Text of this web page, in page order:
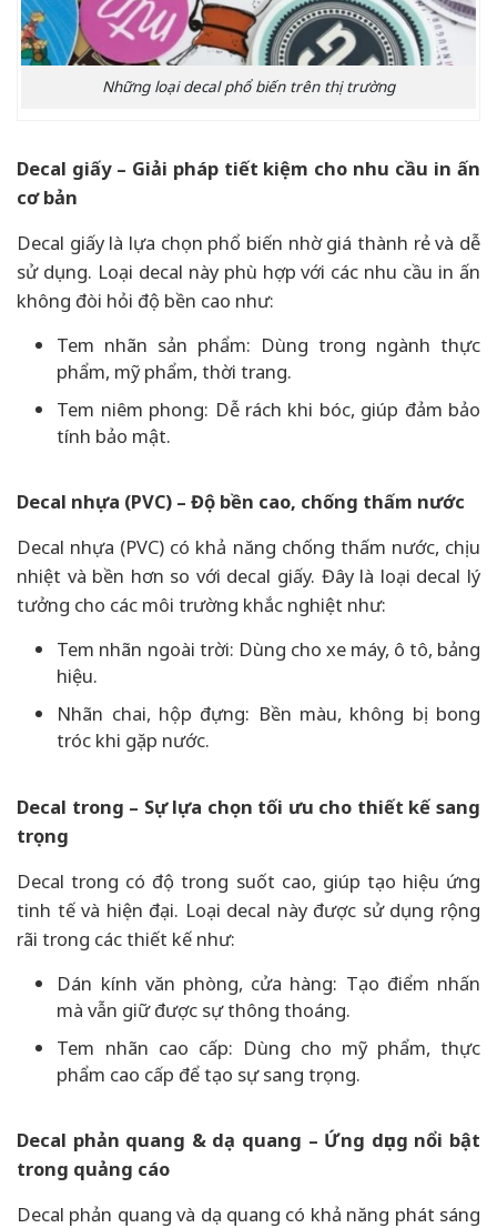
Những loại decal phổ biến trên thị trường
Decal giấy – Giải pháp tiết kiệm cho nhu cầu in ấn
cơ bản
Decal giấy là lựa chọn phổ biến nhờ giá thành rẻ và dễ
sử dụng. Loại decal này phù hợp với các nhu cầu in ấn
không đòi hỏi độ bền cao như:
Tem nhãn sản phẩm: Dùng trong ngành thực
phẩm, mỹ phẩm, thời trang.
Tem niêm phong: Dễ rách khi bóc, giúp đảm bảo
tính bảo mật.
Decal nhựa (PVC) – Độ bền cao, chống thấm nước
Decal nhựa (PVC) có khả năng chống thấm nước, chịu
nhiệt và bền hơn so với decal giấy. Đây là loại decal lý
tưởng cho các môi trường khắc nghiệt như:
Tem nhãn ngoài trời: Dùng cho xe máy, ô tô, bảng
hiệu.
Nhãn chai, hộp đựng: Bền màu, không bị bong
tróc khi gặp nước.
Decal trong – Sự lựa chọn tối ưu cho thiết kế sang
trọng
Decal trong có độ trong suốt cao, giúp tạo hiệu ứng
tinh tế và hiện đại. Loại decal này được sử dụng rộng
rãi trong các thiết kế như:
Dán kính văn phòng, cửa hàng: Tạo điểm nhấn
mà vẫn giữ được sự thông thoáng.
Tem nhãn cao cấp: Dùng cho mỹ phẩm, thực
phẩm cao cấp để tạo sự sang trọng.
Decal phản quang & dạ quang – Ứng dụng nổi bật
trong quảng cáo
Decal phản quang và dạ quang có khả năng phát sáng